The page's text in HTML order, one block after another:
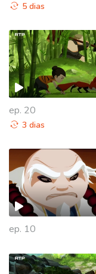
5 dias
ep. 20
3 dias
ep. 10
938963
938662